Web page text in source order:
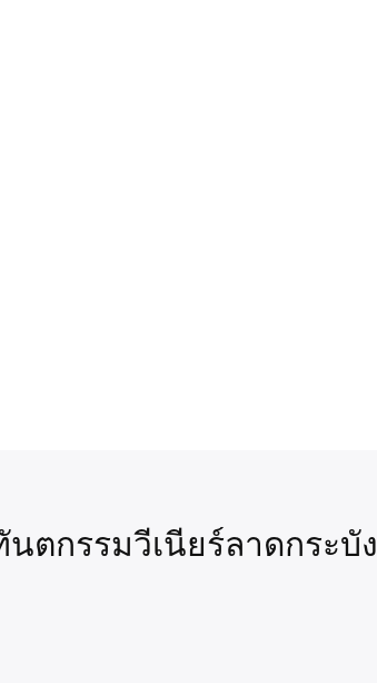
ตกรรมวีเนียร์ลาดกระบัง